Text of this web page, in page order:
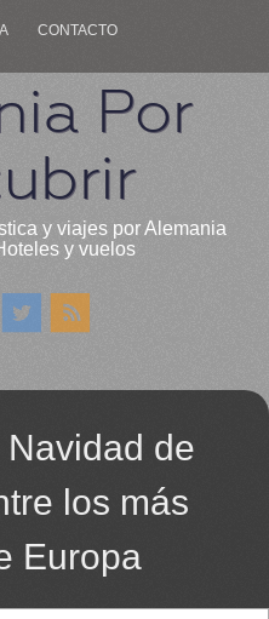
CONTACTO
Por
y viajes por Alemania
y vuelos
de
los más
Europa